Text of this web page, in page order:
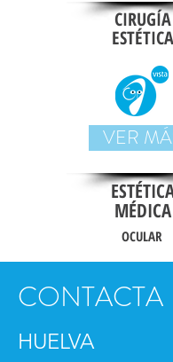
CIRUGÍA
ESTÉTICA
VER
MÉDICA
OCULAR
CONTACTA
HUELVA